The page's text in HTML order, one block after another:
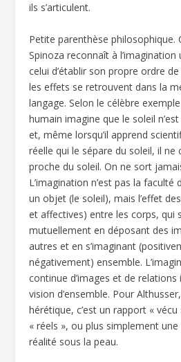
ils s’articulent.
Petite parenthèse philosophique.
Spinoza reconnaît à
celui d’établir son propre ordre
les effets se retrouvent dans la
langage. Selon le célèbre
humain imagine que le soleil
et, même lorsqu’il apprend
réelle qui le sépare du soleil, il ne
proche du soleil. On ne sort
L’imagination n’est pas la faculté
un objet (le soleil), mais l’effet
et affectives) entre les corps, qui
mutuellement en déposant des
autres et en s’imaginant
négativement) ensemble.
continue d’images et de relations
vision d’ensemble. Pour
hérétique, c’est un rapport «
« réels », ou plus simplement
réalité sous la peau.